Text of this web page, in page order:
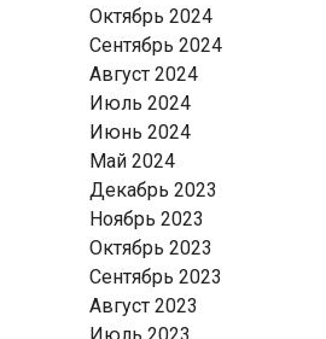
Октябрь 2024
Сентябрь 2024
Август 2024
Июль 2024
Июнь 2024
Май 2024
Декабрь 2023
Ноябрь 2023
Октябрь 2023
Сентябрь 2023
Август 2023